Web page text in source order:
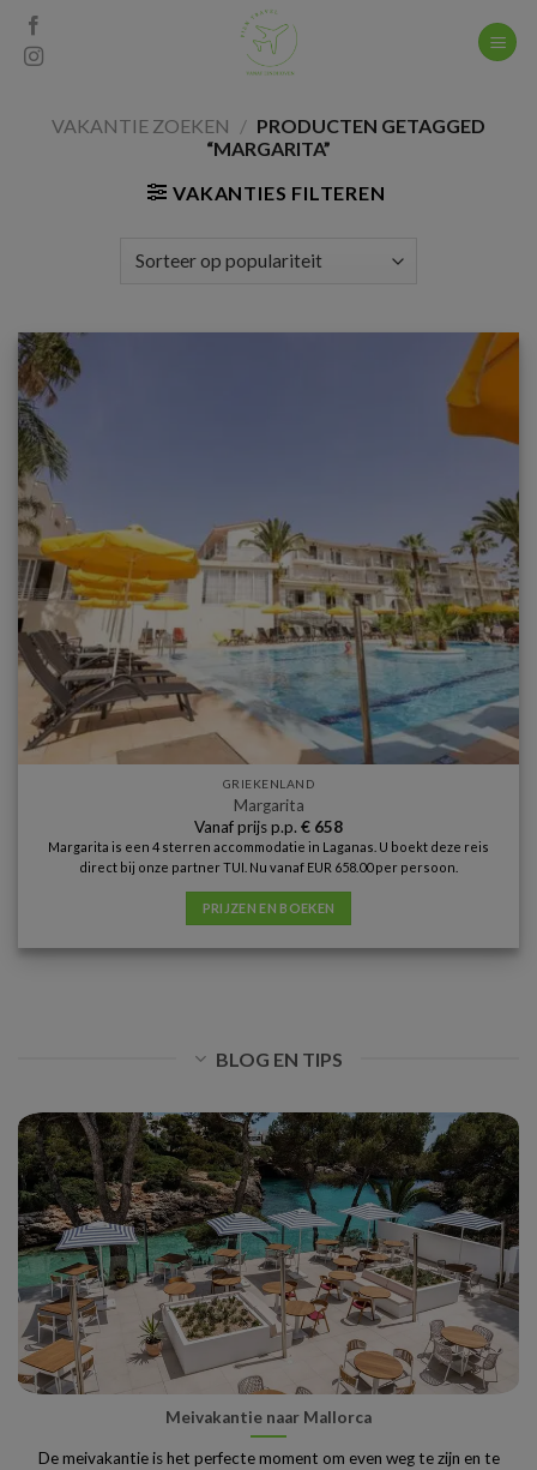
Skip
content
VAKANTIE ZOEKEN / PRODUCTEN GETAGGED
“MARGARITA”
VAKANTIES FILTEREN
GRIEKENLAND
Margarita
Vanaf prijs p.p. € 658
Margarita is een 4 sterren accommodatie in Laganas. U boekt deze reis
direct bij onze partner TUI. Nu vanaf EUR 658.00 per persoon.
PRIJZEN EN BOEKEN
BLOG EN TIPS
Meivakantie naar Mallorca
De meivakantie is het perfecte moment om even weg te zijn en te